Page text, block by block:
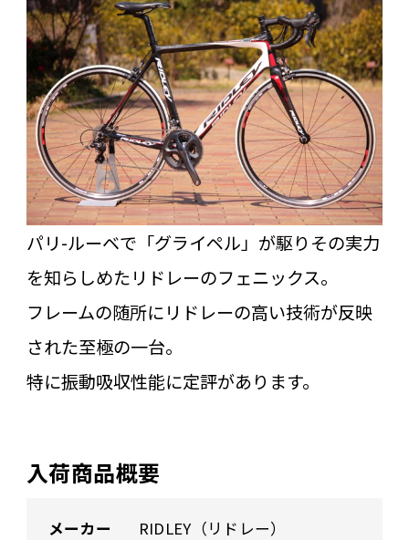
パリ-ルーベで「グライペル」が駆りその実力
を知らしめたリドレーのフェニックス。
フレームの随所にリドレーの高い技術が反映
された至極の一台。
特に振動吸収性能に定評があります。
入荷商品概要
メーカー RIDLEY（リドレー）